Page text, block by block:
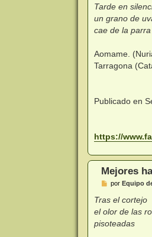
n
s
a
e
Tarde en
un grano de
cae de la parra
Aomame.
Tarragona
Publicado en
https://
Mejores
M
n
a
j
e
por Equipo
Tras el cortejo
el olor de las
pisoteadas